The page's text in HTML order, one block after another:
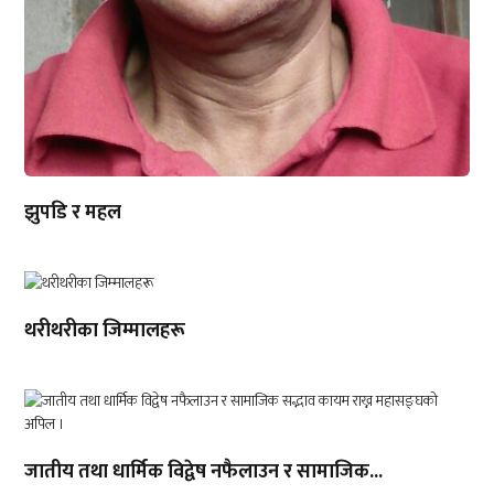
झुपडि र महल
थरीथरीका जिम्मालहरू
जातीय तथा धार्मिक विद्वेष नफैलाउन र सामाजिक...